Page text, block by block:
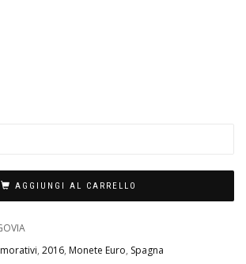
AGGIUNGI AL CARRELLO
, 2016, Monete Euro, Spagna